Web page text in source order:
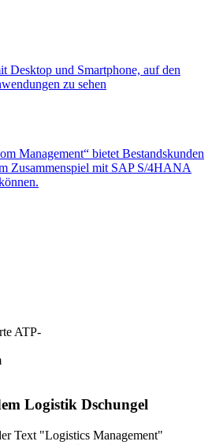
Management“ bietet Bestandskunden
Zusammenspiel mit SAP S/4HANA
ATP-
Logistik Dschungel